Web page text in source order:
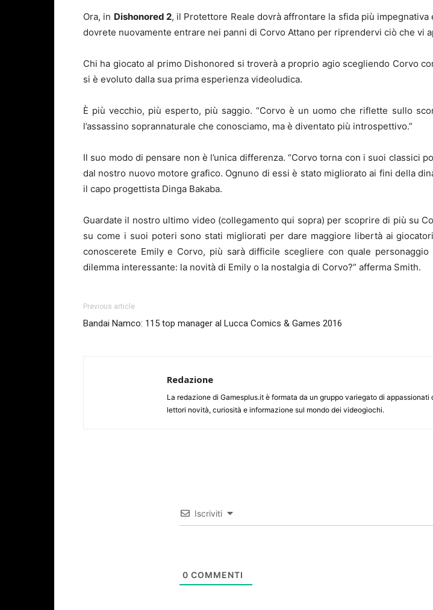
Ora, in Dishonored 2, il Protettore Reale dovrà affrontare la sfida più
dovrete nuovamente entrare nei panni di Corvo Attano per riprendervi ciò che vi
Chi ha giocato al primo Dishonored si troverà a proprio agio scegliendo Corvo
si è evoluto dalla sua prima esperienza videoludica.
È più vecchio, più esperto, più saggio. “Corvo è un uomo che riflette sullo
l’assassino soprannaturale che conosciamo, ma è diventato più introspettivo.”
Il suo modo di pensare non è l’unica differenza. “Corvo torna con i suoi classici
dal nostro nuovo motore grafico. Ognuno di essi è stato migliorato ai fini della
il capo progettista Dinga Bakaba.
Guardate il nostro ultimo video (collegamento qui sopra) per scoprire di più su
su come i suoi poteri sono stati migliorati per dare maggiore libertà ai
conoscerete Emily e Corvo, più sarà difficile scegliere con quale personaggio
dilemma interessante: la novità di Emily o la nostalgia di Corvo?” afferma Smith.
Previous article
Bandai Namco: 115 top manager al Lucca Comics & Games 2016
Redazione
La redazione di Gamesplus.it è formata da un gruppo variegato di
lettori novità, curiosità e informazione sul mondo dei videogiochi.
Iscriviti
0 COMMENTI